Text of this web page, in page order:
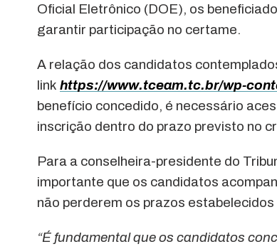
Oficial Eletrônico (DOE), os
garantir participação no certame.
A relação dos candidatos
link https://www.tceam.tc.br/wp-
benefício concedido, é necessário
inscrição dentro do prazo previsto no
Para a conselheira-presidente do
importante que os candidatos
não perderem os prazos estabelecidos
“É fundamental que os candidatos